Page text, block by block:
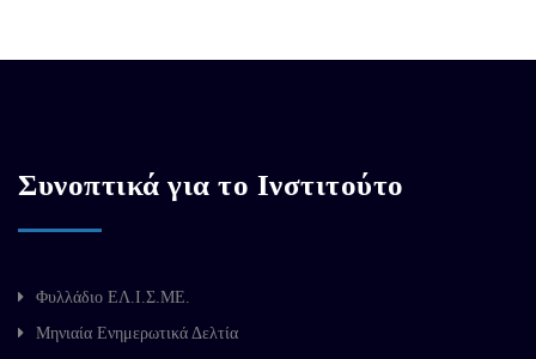
Συνοπτικά για το Ινστιτούτο
Φυλλάδιο ΕΛ.Ι.Σ.ΜΕ.
Μηνιαία Ενημερωτικά Δελτία